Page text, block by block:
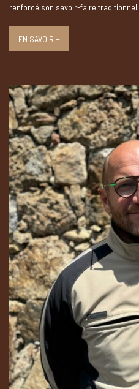
renforcé son savoir-faire traditionnel.
EN SAVOIR +